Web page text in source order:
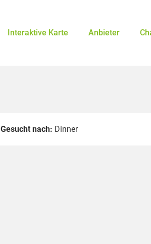
Interaktive Karte Anbieter
Gesucht nach: Dinner